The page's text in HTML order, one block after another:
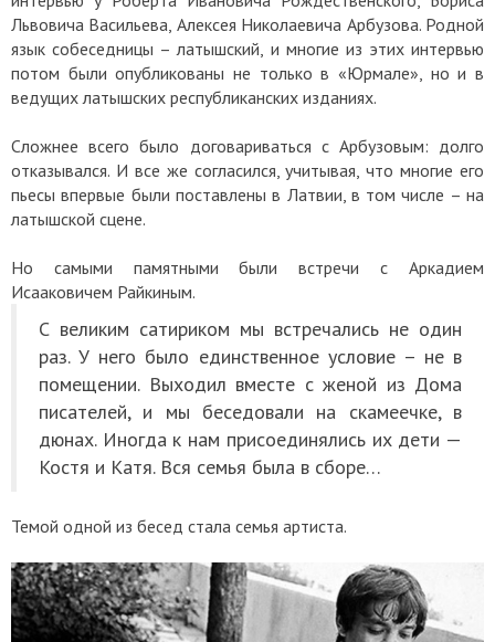
Львовича Васильева, Алексея Николаевича Арбузова. Родной
язык собеседницы – латышский, и многие из этих интервью
потом были опубликованы не только в «Юрмале», но и в
ведущих латышских республиканских изданиях.
Сложнее всего было договариваться с Арбузовым: долго
отказывался. И все же согласился, учитывая, что многие его
пьесы впервые были поставлены в Латвии, в том числе – на
латышской сцене.
Но самыми памятными были встречи с Аркадием
Исааковичем Райкиным.
С великим сатириком мы встречались не один
раз. У него было единственное условие – не в
помещении. Выходил вместе с женой из Дома
писателей, и мы беседовали на скамеечке, в
дюнах. Иногда к нам присоединялись их дети —
Костя и Катя. Вся семья была в сборе…
Темой одной из бесед стала семья артиста.